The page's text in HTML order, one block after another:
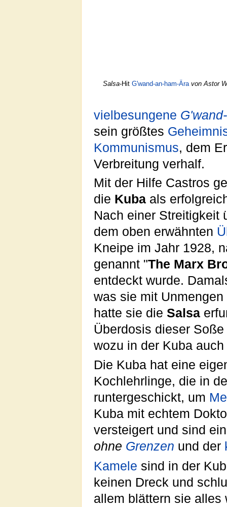
Salsa-Hit G'wand-an-ham-Ära von Astor
vielbesungene
sein größtes
Kommunismus, dem
Verbreitung verhalf.
Mit der Hilfe Castros
die Kuba als
Nach einer Streitigkeit
dem oben erwähnten
Kneipe im Jahr 1928,
genannt "The Marx
entdeckt wurde.
was sie mit Unmengen
hatte sie die Salsa
Überdosis dieser
wozu in der Kuba
Die Kuba hat eine
Kochlehrlinge, die in
runtergeschickt, um
Kuba mit echtem
versteigert und sind
ohne Grenzen und der
Kamele sind in der
keinen Dreck und
allem blättern sie